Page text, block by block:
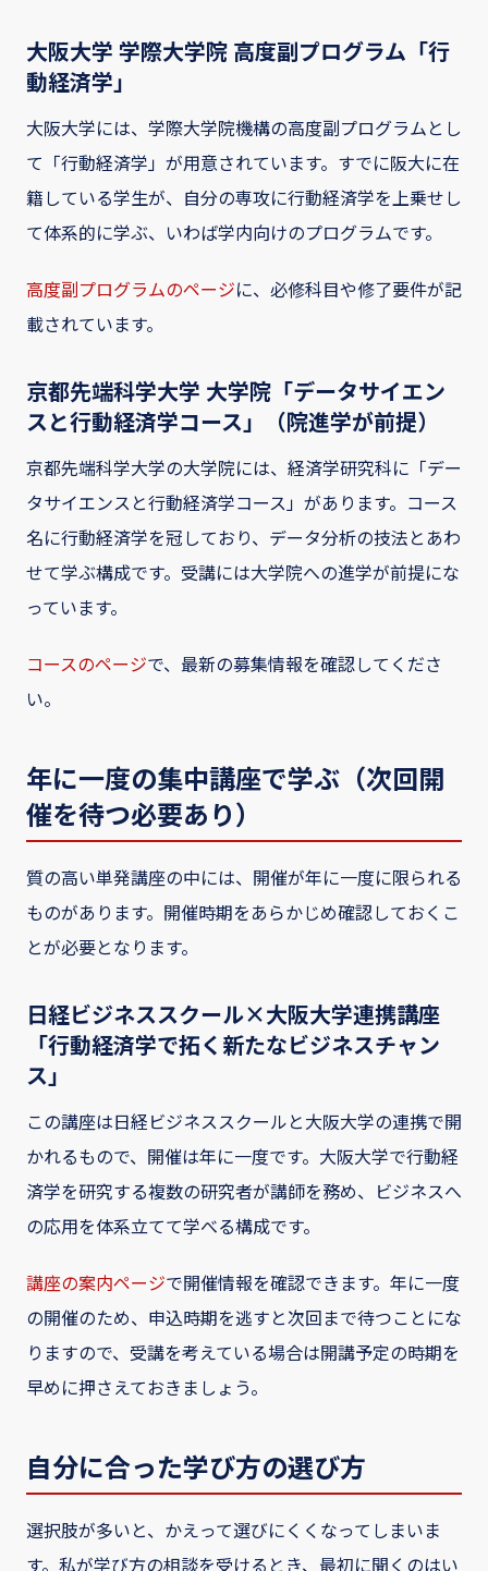
大阪大学 学際大学院 高度副プログラム「行
動経済学」
大阪大学には、学際大学院機構の高度副プログラムとし
て「行動経済学」が用意されています。すでに阪大に在
籍している学生が、自分の専攻に行動経済学を上乗せし
て体系的に学ぶ、いわば学内向けのプログラムです。
高度副プログラムのページに、必修科目や修了要件が記
載されています。
京都先端科学大学 大学院「データサイエン
スと行動経済学コース」（院進学が前提）
京都先端科学大学の大学院には、経済学研究科に「デー
タサイエンスと行動経済学コース」があります。コース
名に行動経済学を冠しており、データ分析の技法とあわ
せて学ぶ構成です。受講には大学院への進学が前提にな
っています。
コースのページで、最新の募集情報を確認してくださ
い。
年に一度の集中講座で学ぶ（次回開
催を待つ必要あり）
質の高い単発講座の中には、開催が年に一度に限られる
ものがあります。開催時期をあらかじめ確認しておくこ
とが必要となります。
日経ビジネススクール×大阪大学連携講座
「行動経済学で拓く新たなビジネスチャン
ス」
この講座は日経ビジネススクールと大阪大学の連携で開
かれるもので、開催は年に一度です。大阪大学で行動経
済学を研究する複数の研究者が講師を務め、ビジネスへ
の応用を体系立てて学べる構成です。
講座の案内ページで開催情報を確認できます。年に一度
の開催のため、申込時期を逃すと次回まで待つことにな
りますので、受講を考えている場合は開講予定の時期を
早めに押さえておきましょう。
自分に合った学び方の選び方
選択肢が多いと、かえって選びにくくなってしまいま
す。私が学び方の相談を受けるとき、最初に聞くのはい